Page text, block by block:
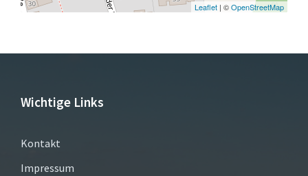
Leaflet | ©OpenStreetMap
Wichtige Links
Kontakt
Impressum